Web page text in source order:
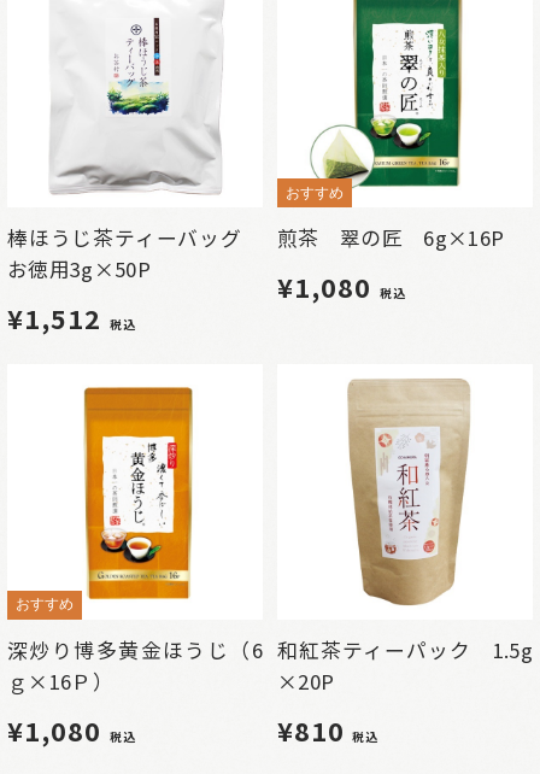
棒ほうじ茶ティーバッグ
お徳用3g×50P
¥1,512 税込
おすすめ
煎茶 翠の匠 6g×16P
¥1,080 税込
おすすめ
深炒り博多黄金ほうじ（6
ｇ×16Ｐ）
¥1,080 税込
和紅茶ティーパック 1.5g
×20P
¥810税込